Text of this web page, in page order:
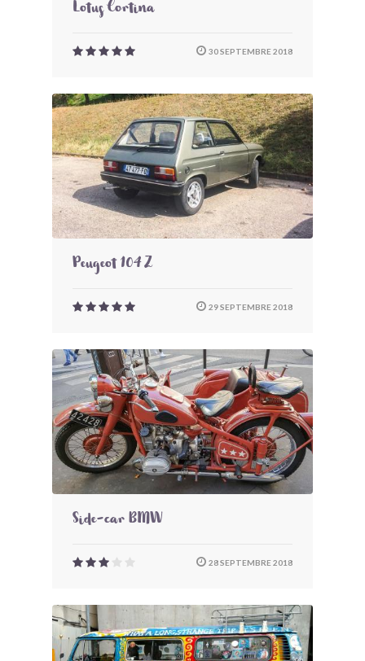
Lotus Cortina
30 SEPTEMBRE 2018
Peugeot 104 Z
29 SEPTEMBRE 2018
Side-car BMW
28 SEPTEMBRE 2018